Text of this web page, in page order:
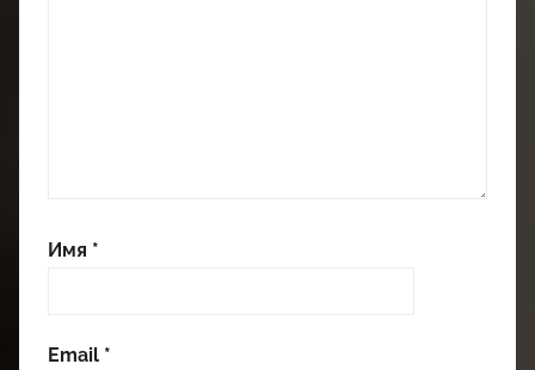
Имя *
Email *